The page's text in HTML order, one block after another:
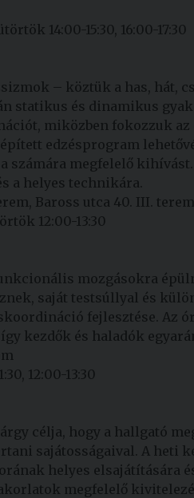
14:00-15:30, 16:00-17:30
– köztük a has, hát,
statikus és dinamikus
miközben fokozzuk
edzésprogram
számára megfelelő
a helyes technikára.
Baross utca 40. III. terem
12:00-13:30
mozgásokra
saját testsúllyal és
fejlesztése.
kezdők és haladók
12:00-13:30
célja, hogy a hallgató
sajátosságaival. A heti
helyes elsajátítására
megfelelő